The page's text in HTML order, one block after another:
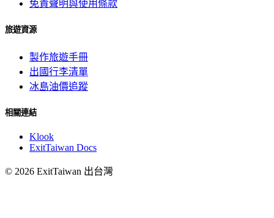
免責聲明與使用條款
旅遊資源
製作旅遊手冊
出國行李清單
冰島油價追蹤
相關連結
Klook
ExitTaiwan Docs
© 2026 ExitTaiwan 出台灣